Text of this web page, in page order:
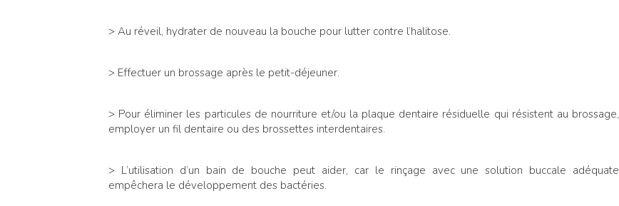
> Au réveil, hydrater de nouveau la bouche pour lutter contre l’halitose.
> Effectuer un brossage après le petit-déjeuner.
> Pour éliminer les particules de nourriture et/ou la plaque dentaire résiduelle qui résistent au brossage,
employer un fil dentaire ou des brossettes interdentaires.
> L’utilisation d’un bain de bouche peut aider, car le rinçage avec une solution buccale adéquate
empêchera le développement des bactéries.